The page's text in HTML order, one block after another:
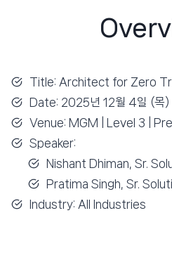
Title: Architect for Zero
Date: 2025년 12월 4일 (목)
Venue: MGM | Level 3 |
Speaker:
Nishant Dhiman, Sr.
Pratima Singh, Sr.
Industry: All Industries